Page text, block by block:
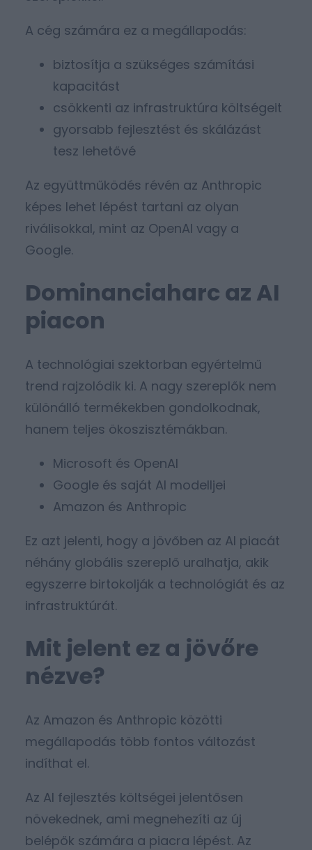
A cég számára ez a megállapodás:
biztosítja a szükséges számítási
kapacitást
csökkenti az infrastruktúra költségeit
gyorsabb fejlesztést és skálázást
tesz lehetővé
Az együttműködés révén az Anthropic
képes lehet lépést tartani az olyan
riválisokkal, mint az OpenAI vagy a
Google.
Dominanciaharc az AI
piacon
A technológiai szektorban egyértelmű
trend rajzolódik ki. A nagy szereplők nem
különálló termékekben gondolkodnak,
hanem teljes ökoszisztémákban.
Microsoft és OpenAI
Google és saját AI modelljei
Amazon és Anthropic
Ez azt jelenti, hogy a jövőben az AI piacát
néhány globális szereplő uralhatja, akik
egyszerre birtokolják a technológiát és az
infrastruktúrát.
Mit jelent ez a jövőre
nézve?
Az Amazon és Anthropic közötti
megállapodás több fontos változást
indíthat el.
Az AI fejlesztés költségei jelentősen
növekednek, ami megnehezíti az új
belépők számára a piacra lépést. Az